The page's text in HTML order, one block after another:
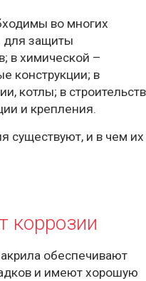
во многих
для защиты
в химической –
конструкции; в
котлы; в
и крепления.
существуют, и в чем их
коррозии
обеспечивают
и имеют хорошую